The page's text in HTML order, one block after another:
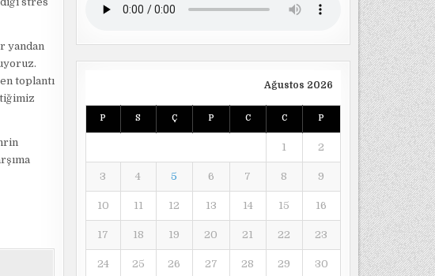
yandan
toplantı
Ağustos 2026
P S Ç P C C P
1 2
3 4 5 6 7 8 9
10 11 12 13 14 15 16
17 18 19 20 21 22 23
24 25 26 27 28 29 30